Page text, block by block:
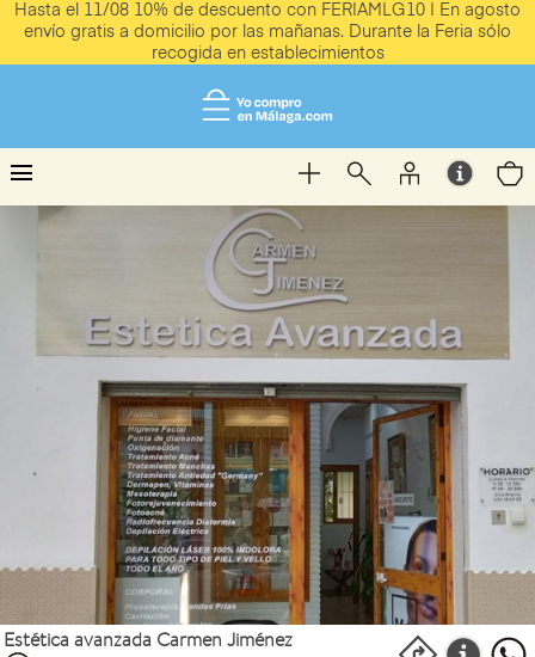
Hasta el 11/08 10% de descuento con FERIAMLG10 | En agosto
envío gratis a domicilio por las mañanas. Durante la Feria sólo
recogida en establecimientos
menu
Estética avanzada Carmen Jiménez